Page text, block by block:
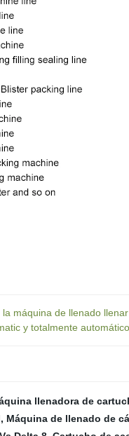
máquina de llenado
y totalmente
llenadora de
, Máquina de llenado de